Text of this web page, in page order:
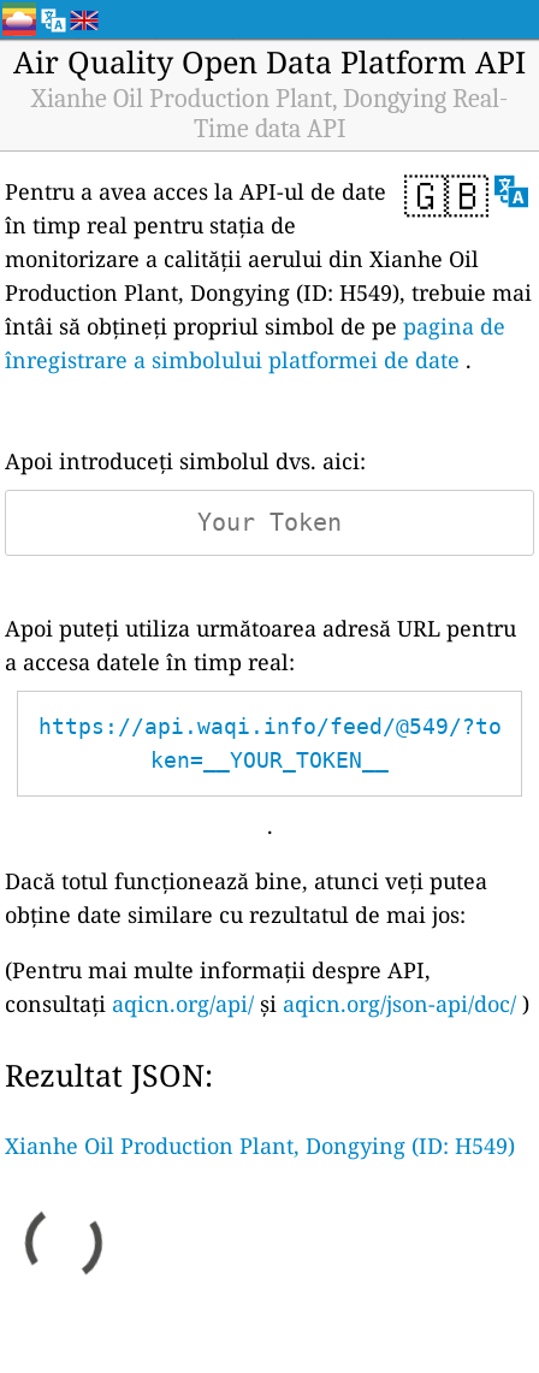
Air Quality Open Data Platform API
Xianhe Oil Production Plant, Dongying Real-
Time data API
🇬🇧
Pentru a avea acces la API-ul de date
în timp real pentru stația de
monitorizare a calității aerului din Xianhe Oil
Production Plant, Dongying (ID: H549), trebuie mai
întâi să obțineți propriul simbol de pepagina de
înregistrare a simbolului platformei de date .
Apoi introduceți simbolul dvs. aici:
Apoi puteți utiliza următoarea adresă URL pentru
a accesa datele în timp real:
https://api.waqi.info/feed/@549/?to
ken=__YOUR_TOKEN__
.
Dacă totul funcționează bine, atunci veți putea
obține date similare cu rezultatul de mai jos:
(Pentru mai multe informații despre API,
consultați aqicn.org/api/ și aqicn.org/json-api/doc/ )
Rezultat JSON:
Xianhe Oil Production Plant, Dongying (ID: H549)